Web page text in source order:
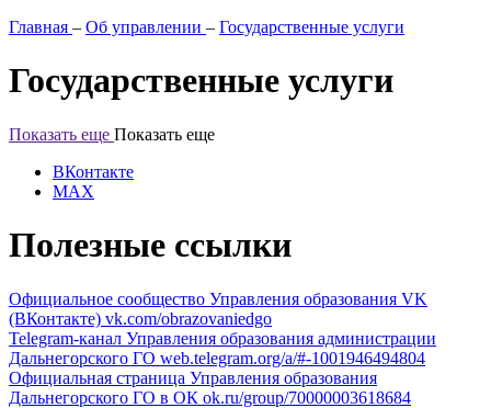
Главная – Об управлении – Государственные услуги
Государственные услуги
Показать еще Показать еще
ВКонтакте
MAX
Полезные ссылки
Официальное сообщество Управления образования VK
(ВКонтакте) vk.com/obrazovaniedgo
Telegram-канал Управления образования администрации
Дальнегорского ГО web.telegram.org/a/#-1001946494804
Официальная страница Управления образования
Дальнегорского ГО в ОК ok.ru/group/70000003618684